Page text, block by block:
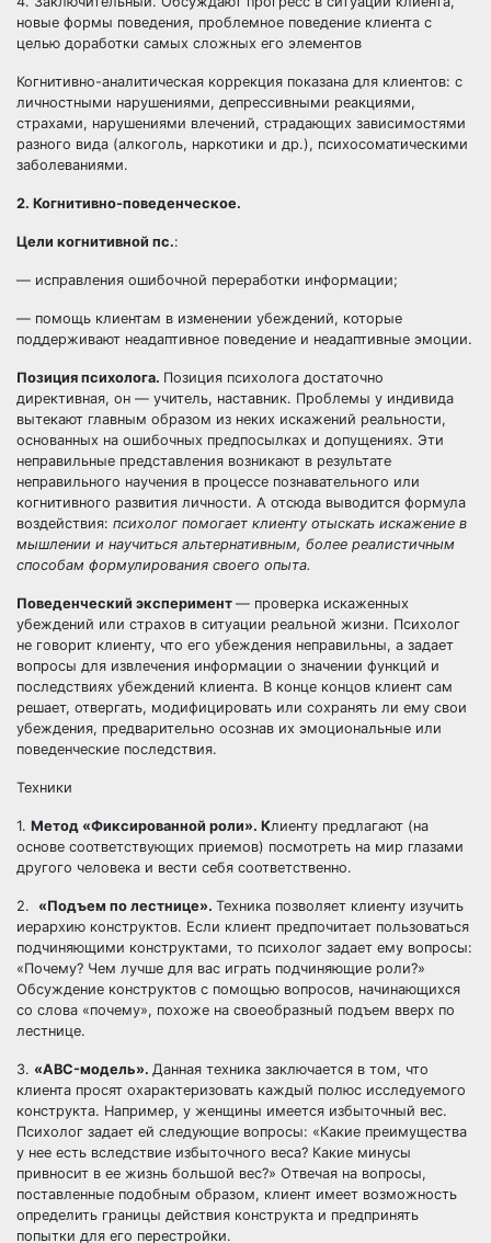
новые формы поведения, проблемное поведение клиента с
целью доработки самых сложных его элементов
Когнитивно-аналитическая коррекция показана для клиентов: с
личностными нарушениями, депрессивными реакциями,
страхами, нарушениями влечений, страдающих зависимостями
разного вида (алкоголь, наркотики и др.), психосоматическими
заболеваниями.
2. Когнитивно-поведенческое.
Цели когнитивной пс.:
— исправления ошибочной переработки информации;
— помощь клиентам в изменении убеждений, которые
поддерживают неадаптивное поведение и неадаптивные эмоции.
Позиция психолога. Позиция психолога достаточно
директивная, он — учитель, наставник. Проблемы у индивида
вытекают главным образом из неких искажений реальности,
основанных на ошибочных предпосылках и допущениях. Эти
неправильные представления возникают в результате
неправильного научения в процессе познавательного или
когнитивного развития личности. А отсюда выводится формула
воздействия: психолог помогает клиенту отыскать искажение в
мышлении и научиться альтернативным, более реалистичным
способам формулирования своего опыта.
Поведенческий эксперимент — проверка искаженных
убеждений или страхов в ситуации реальной жизни. Психолог
не говорит клиенту, что его убеждения неправильны, а задает
вопросы для извлечения информации о значении функций и
последствиях убеждений клиента. В конце концов клиент сам
решает, отвергать, модифицировать или сохранять ли ему свои
убеждения, предварительно осознав их эмоциональные или
поведенческие последствия.
Техники
1. Метод «Фиксированной роли». Клиенту предлагают (на
основе соответствующих приемов) посмотреть на мир глазами
другого человека и вести себя соответственно.
2. «Подъем по лестнице». Техника позволяет клиенту изучить
иерархию конструктов. Если клиент предпочитает пользоваться
подчиняющими конструктами, то психолог задает ему вопросы:
«Почему? Чем лучше для вас играть подчиняющие роли?»
Обсуждение конструктов с помощью вопросов, начинающихся
со слова «почему», похоже на своеобразный подъем вверх по
лестнице.
3. «ABC-модель». Данная техника заключается в том, что
клиента просят охарактеризовать каждый полюс исследуемого
конструкта. Например, у женщины имеется избыточный вес.
Психолог задает ей следующие вопросы: «Какие преимущества
у нее есть вследствие избыточного веса? Какие минусы
привносит в ее жизнь большой вес?» Отвечая на вопросы,
поставленные подобным образом, клиент имеет возможность
определить границы действия конструкта и предпринять
попытки для его перестройки.